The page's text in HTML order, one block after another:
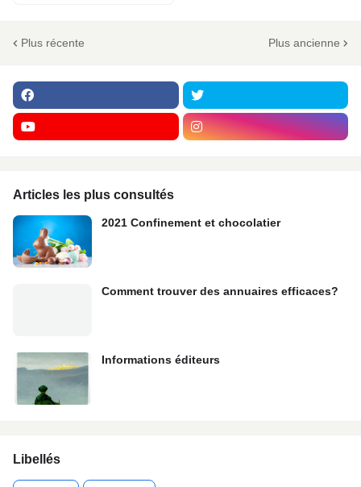
Plus récente Plus ancienne
Articles les plus consultés
2021 Confinement et chocolatier
Comment trouver des annuaires efficaces?
Informations éditeurs
Libellés